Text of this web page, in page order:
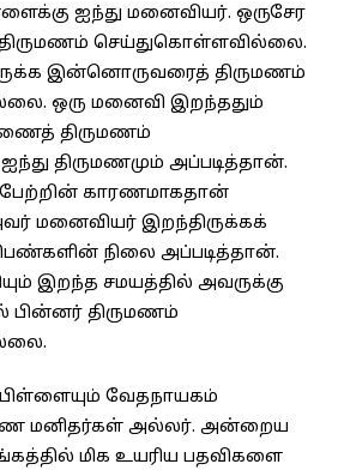
ஐந்து மனைவியர். ஒருசேர
செய்துகொள்ளவில்லை.
இன்னொருவரைத் திருமணம்
ஒரு மனைவி இறந்ததும்
திருமணம்
திருமணமும் அப்படித்தான்.
காரணமாகதான்
மனைவியர் இறந்திருக்கக்
நிலை அப்படித்தான்.
இறந்த சமயத்தில் அவருக்கு
பின்னர் திருமணம்
வேதநாயகம்
மனிதர்கள் அல்லர். அன்றைய
மிக உயரிய பதவிகளை